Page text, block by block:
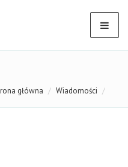
główna Wiadomości